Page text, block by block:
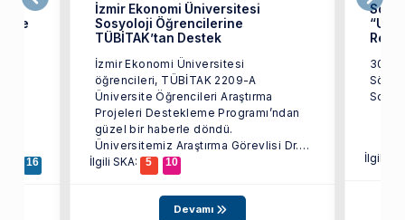
16
İzmir Ekonomi Üniversitesi
Sosyoloji Öğrencilerine
TÜBİTAK’tan Destek
İzmir Ekonomi Üniversitesi
öğrencileri, TÜBİTAK 2209-A
Üniversite Öğrencileri Araştırma
Projeleri Destekleme Programı’ndan
güzel bir haberle döndü.
Üniversitemiz Araştırma Görevlisi Dr.
...
İlgili SKA: 5 10
Devamı
30
İlgili